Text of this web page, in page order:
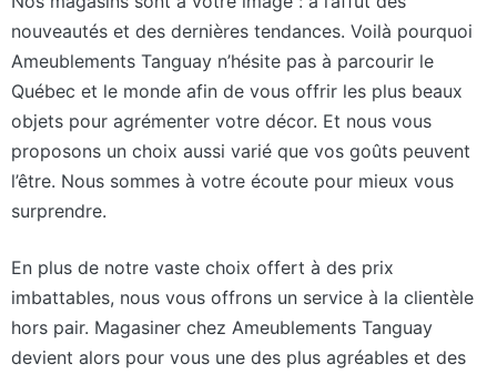
nouveautés et des dernières tendances. Voilà pourquoi
Ameublements Tanguay n’hésite pas à parcourir le
Québec et le monde afin de vous offrir les plus beaux
objets pour agrémenter votre décor. Et nous vous
proposons un choix aussi varié que vos goûts peuvent
l’être. Nous sommes à votre écoute pour mieux vous
surprendre.
En plus de notre vaste choix offert à des prix
imbattables, nous vous offrons un service à la clientèle
hors pair. Magasiner chez Ameublements Tanguay
devient alors pour vous une des plus agréables et des